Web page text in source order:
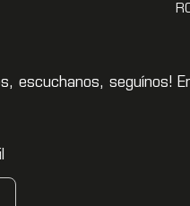
escuchanos, seguínos!